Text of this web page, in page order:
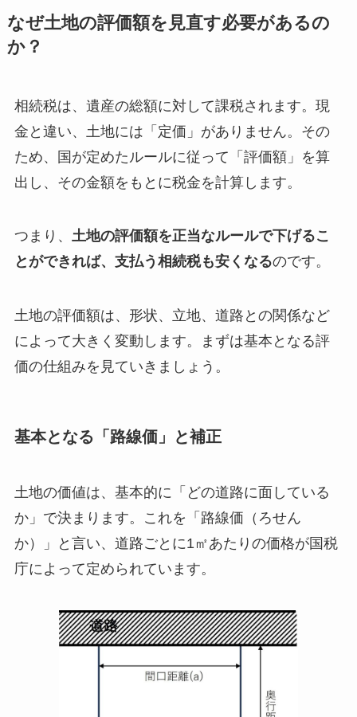
なぜ土地の評価額を見直す必要があるの
か？
相続税は、遺産の総額に対して課税されます。現
金と違い、土地には「定価」がありません。その
ため、国が定めたルールに従って「評価額」を算
出し、その金額をもとに税金を計算します。
つまり、 土地の評価額を正当なルールで下げるこ
とができれば、支払う相続税も安くなるのです。
土地の評価額は、形状、立地、道路との関係など
によって大きく変動します。まずは基本となる評
価の仕組みを見ていきましょう。
基本となる「路線価」と補正
土地の価値は、基本的に「どの道路に面している
か」で決まります。これを「路線価（ろせん
か）」と言い、道路ごとに1㎡あたりの価格が国税
庁によって定められています。